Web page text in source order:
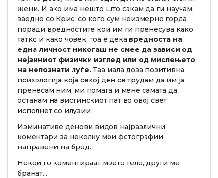
жени. И ако има нешто што сакам да ги научам,
заедно со Крис, со кого сум неизмерно горда
поради вредностите кои им ги пренесува како
татко и како човек, тоа е дека вредноста на
една личност никогаш не смее да зависи од
нејзиниот физички изглед или од мислењето
на непознати луѓе. Таа мала доза позитивна
психологија која секој ден се трудам да им ја
пренесам ним, ми помага и мене самата да
останам на вистинскиот пат во овој свет
исполнет со илузии.
Изминативе денови видов најразлични
коментари за неколку мои фотографии
направени на брод.
Некои го коментираат моето тело, други ме
бранат...